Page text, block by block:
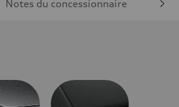
Notes du concessionnaire